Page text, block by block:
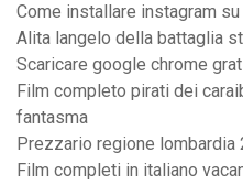
Come installare instagram
Alita langelo della battaglia
Scaricare google chrome
Film completo pirati dei
fantasma
Prezzario regione lombardia
Film completi in italiano